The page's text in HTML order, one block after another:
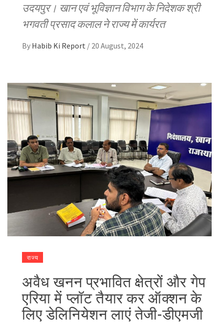
उदयपुर। खान एवं भूविज्ञान विभाग के निदेशक श्री
भगवती प्रसाद कलाल ने राज्य में कार्यरत
By Habib Ki Report / 20 August, 2024
राज्य
अवैध खनन प्रभावित क्षेत्रों और गेप
एरिया में प्लॉट तैयार कर ऑक्शन के
लिए डेलिनियेशन लाएं तेजी-डीएमजी